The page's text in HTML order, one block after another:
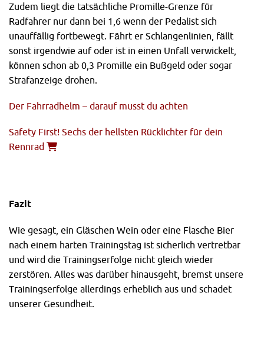
Zudem liegt die tatsächliche Promille-Grenze für
Radfahrer nur dann bei 1,6 wenn der Pedalist sich
unauffällig fortbewegt. Fährt er Schlangenlinien, fällt
sonst irgendwie auf oder ist in einen Unfall verwickelt,
können schon ab 0,3 Promille ein Bußgeld oder sogar
Strafanzeige drohen.
Der Fahrradhelm – darauf musst du achten
Safety First! Sechs der hellsten Rücklichter für dein
Rennrad
Fazit
Wie gesagt, ein Gläschen Wein oder eine Flasche Bier
nach einem harten Trainingstag ist sicherlich vertretbar
und wird die Trainingserfolge nicht gleich wieder
zerstören. Alles was darüber hinausgeht, bremst unsere
Trainingserfolge allerdings erheblich aus und schadet
unserer Gesundheit.